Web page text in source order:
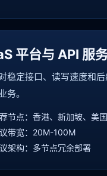
平台与 API 服
稳定接口、读写速度和
务。
节点：香港、新加坡、美国
带宽：20M-100M
架构：多节点冗余部署